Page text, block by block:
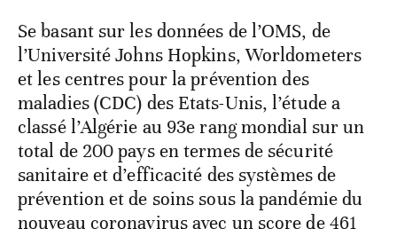
Se basant sur les données de l’OMS, de
l’Université Johns Hopkins, Worldometers
et les centres pour la prévention des
maladies (CDC) des Etats-Unis, l’étude a
classé l’Algérie au 93e rang mondial sur un
total de 200 pays en termes de sécurité
sanitaire et d’efficacité des systèmes de
prévention et de soins sous la pandémie du
nouveau coronavirus avec un score de 461